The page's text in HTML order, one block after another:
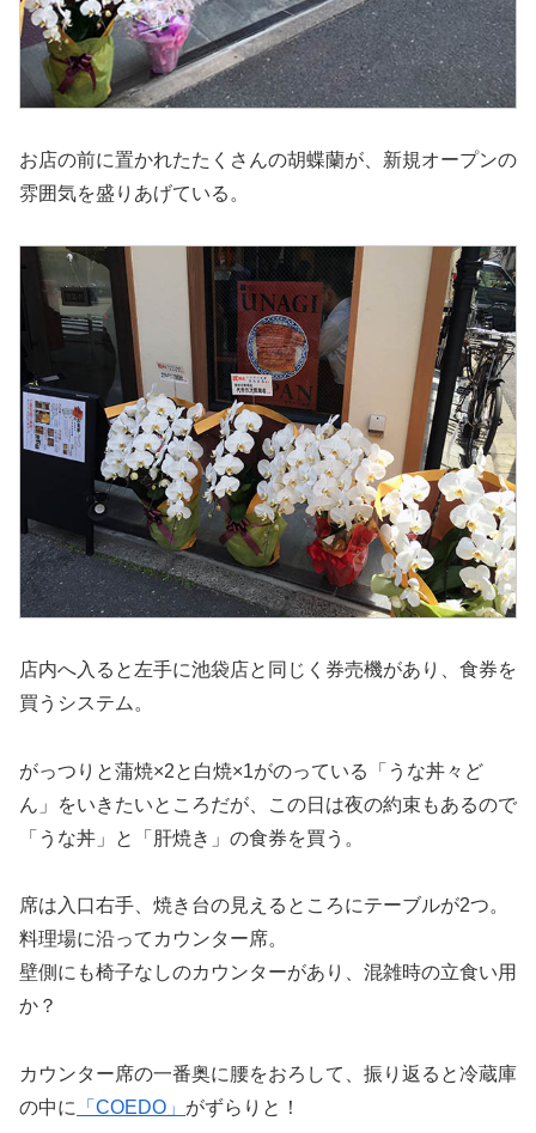
お店の前に置かれたたくさんの胡蝶蘭が、新規オープンの
雰囲気を盛りあげている。
店内へ入ると左手に池袋店と同じく券売機があり、食券を
買うシステム。
がっつりと蒲焼×2と白焼×1がのっている「うな丼々ど
ん」をいきたいところだが、この日は夜の約束もあるので
「うな丼」と「肝焼き」の食券を買う。
席は入口右手、焼き台の見えるところにテーブルが2つ。
料理場に沿ってカウンター席。
壁側にも椅子なしのカウンターがあり、混雑時の立食い用
か？
カウンター席の一番奥に腰をおろして、振り返ると冷蔵庫
の中に
「COEDO」 がずらりと！